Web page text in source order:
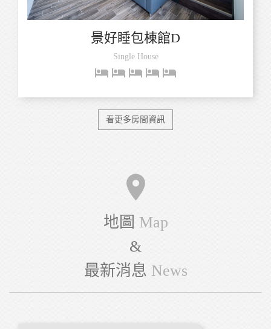
景好睡包棟館D
Single House
hotel hotel hotel hotel hotel
看更多房間資訊
room
地圖 Map
&
最新消息 News